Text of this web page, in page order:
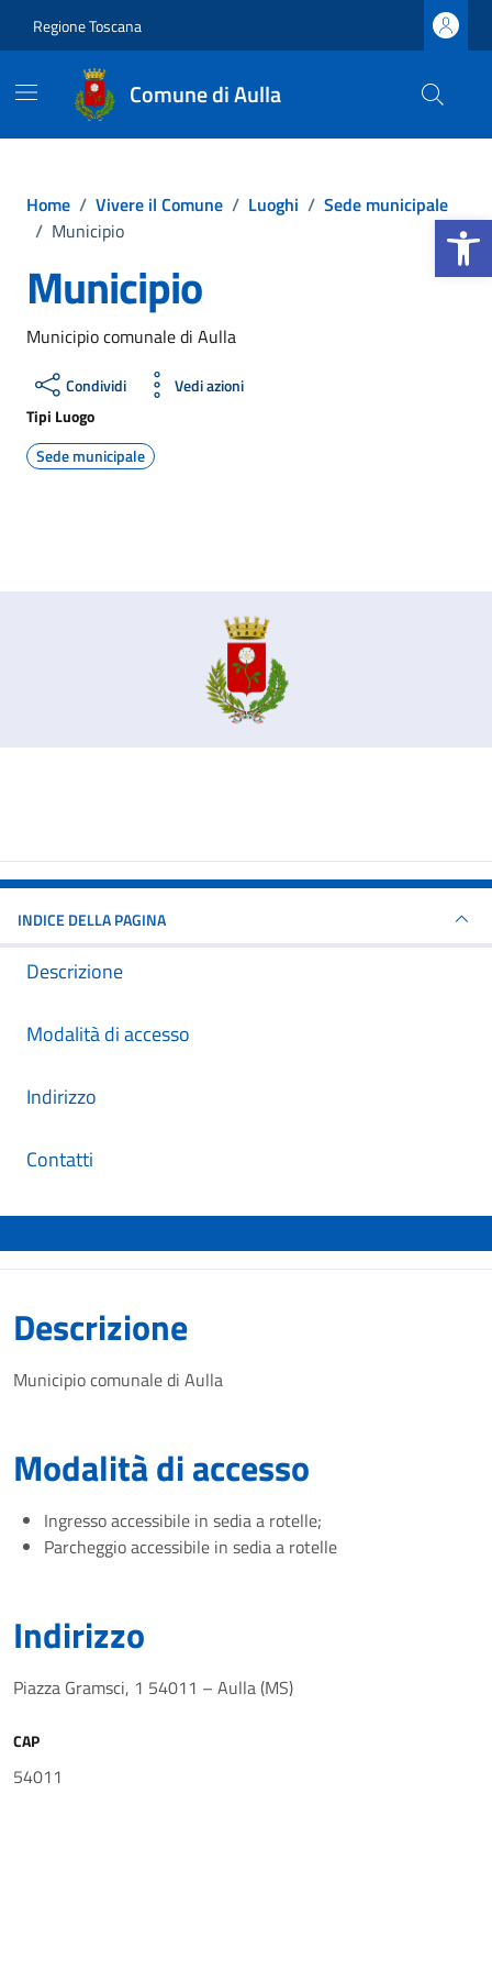
Regione Toscana
Comune di Aulla
Home / Vivere il Comune / Luoghi / Sede municipale
/ Municipio
Municipio
Municipio comunale di Aulla
Condividi
Vedi azioni
Tipi Luogo
Sede municipale
INDICE DELLA PAGINA
Descrizione
Modalità di accesso
Indirizzo
Contatti
Descrizione
Municipio comunale di Aulla
Modalità di accesso
Ingresso accessibile in sedia a rotelle;
Parcheggio accessibile in sedia a rotelle
Indirizzo
Piazza Gramsci, 1 54011 – Aulla (MS)
CAP
54011
Apri la